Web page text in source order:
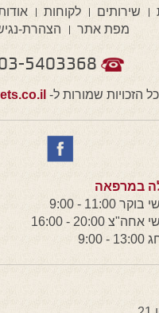
שירותים לקוחות
מפת אתר
הצהרת-
5403368
כל הזכויות שמורות ל-
במרפאה
- 9:00
20:00 - 16:00